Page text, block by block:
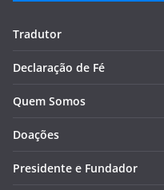
Tradutor
Declaração de Fé
Quem Somos
Doações
Presidente e Fundador